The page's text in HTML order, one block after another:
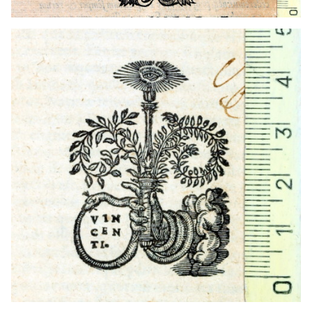
1536 - 1568
Lió (França)
t1544
Tolosa (França)